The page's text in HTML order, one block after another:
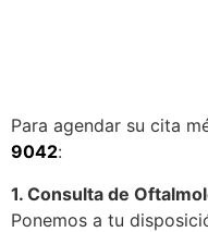
Para agendar su cita
9042:
1. Consulta de
Ponemos a tu